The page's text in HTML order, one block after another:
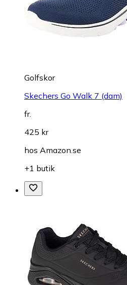
Golfskor
Skechers Go Walk 7 (dam)
fr.
425 kr
hos Amazon.se
+1 butik